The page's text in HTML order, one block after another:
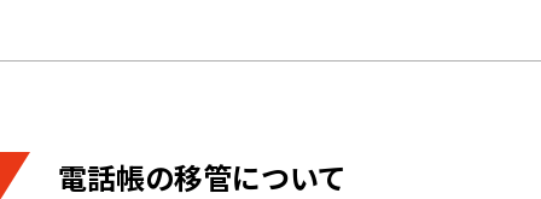
電話帳の移管について